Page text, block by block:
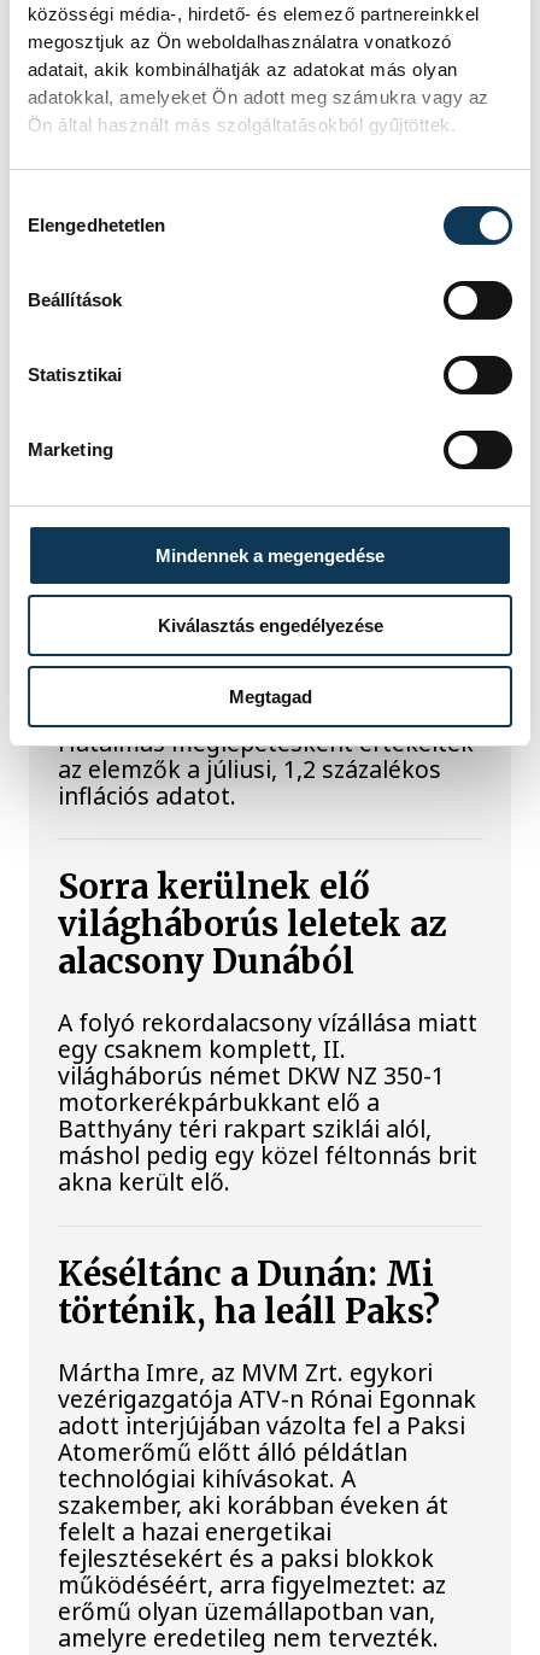
közösségi média-, hirdető- és elemező partnereinkkel
megosztjuk az Ön weboldalhasználatra vonatkozó
adatait, akik kombinálhatják az adatokat más olyan
adatokkal, amelyeket Ön adott meg számukra vagy az
Ön által használt más szolgáltatásokból gyűjtöttek.
Elengedhetetlen
Beállítások
Statisztikai
Marketing
Mindennek a megengedése
Kiválasztás engedélyezése
Megtagad
államfőnek a Tisza
parlamenti frakciója
Baka Andrást, a Legfelsőbb Bíróság
korábbi elnökét jelöli köztársasági
frakciója.
Egy furcsa halkonzerv
mutatjuk!
A Balatoni Kör idén tizenkettedik
strandétele versenyt, amelyre minden
eddiginél több, 22 vendéglátóhely 44
étellel indult. Egy fonyódi hely nyert...
Meglepték az elemzőket
a júliusi inflációs adatok
Hatalmas meglepetésként értékelték
az elemzők a júliusi, 1,2 százalékos
inflációs adatot.
Sorra kerülnek elő
világháborús leletek az
alacsony Dunából
A folyó rekordalacsony vízállása miatt
egy csaknem komplett, II.
világháborús német DKW NZ 350-1
motorkerékpárbukkant elő a
Batthyány téri rakpart sziklái alól,
máshol pedig egy közel féltonnás brit
akna került elő.
Késéltánc a Dunán: Mi
történik, ha leáll Paks?
Mártha Imre, az MVM Zrt. egykori
vezérigazgatója ATV-n Rónai Egonnak
adott interjújában vázolta fel a Paksi
Atomerőmű előtt álló példátlan
technológiai kihívásokat. A
szakember, aki korábban éveken át
felelt a hazai energetikai
fejlesztésekért és a paksi blokkok
működéséért, arra figyelmeztet: az
erőmű olyan üzemállapotban van,
amelyre eredetileg nem tervezték.